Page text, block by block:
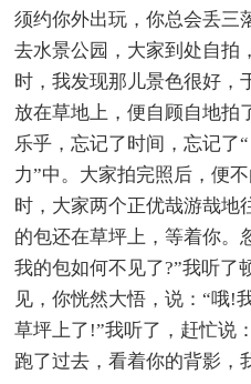
须约你外出玩，你总会丢三
去水景公园，大家到处自拍
时，我发现那儿景色很好，
放在草地上，便自顾自地拍
乐乎，忘记了时间，忘记了
力”中。大家拍完照后，便
时，大家两个正优哉游哉地
的包还在草坪上，等着你。
我的包如何不见了?”我听了
见，你恍然大悟，说：“哦!
草坪上了!”我听了，赶忙说
跑了过去，看着你的背影